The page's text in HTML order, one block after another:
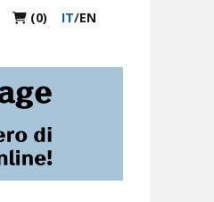
(0) IT/EN